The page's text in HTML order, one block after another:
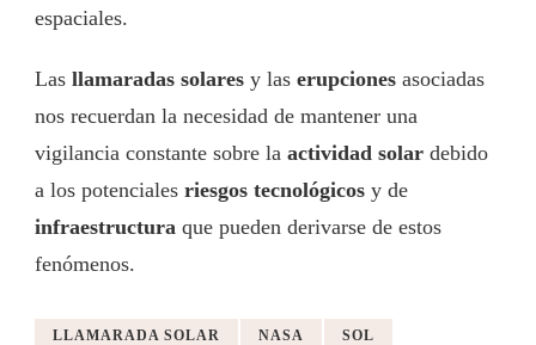
espaciales.
Las llamaradas solares y las erupciones asociadas
nos recuerdan la necesidad de mantener una
vigilancia constante sobre la actividad solar debido
a los potenciales riesgos tecnológicos y de
infraestructura que pueden derivarse de estos
fenómenos.
LLAMARADA SOLAR NASA SOL